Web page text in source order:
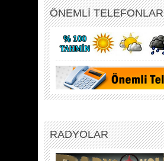
ÖNEMLİ TELEFONLAR
RADYOLAR